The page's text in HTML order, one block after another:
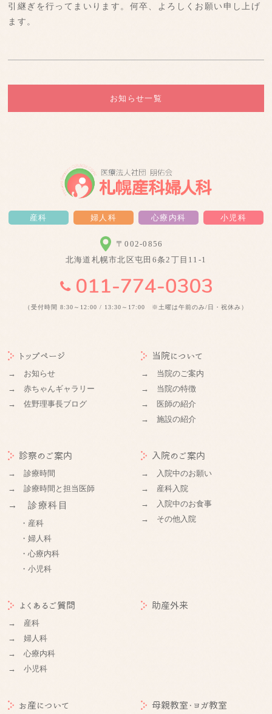
引継ぎを行ってまいります。何卒、よろしくお願い申し上げ
ます。
お知らせ一覧
産科 婦人科 心療内科 小児科
〒002-0856
北海道札幌市北区屯田6条2丁目11-1
（受付時間 8:30～12:00 / 13:30～17:00 ※土曜は午前のみ/日・祝休み）
トップページ
→ お知らせ
→ 赤ちゃんギャラリー
→ 佐野理事長ブログ
当院について
→ 当院のご案内
→ 当院の特徴
→ 医師の紹介
→ 施設の紹介
診察のご案内
→ 診療時間
→ 診療時間と担当医師
→ 診療科目
・産科
・婦人科
・心療内科
・小児科
入院のご案内
→ 入院中のお願い
→ 産科入院
→ 入院中のお食事
→ その他入院
よくあるご質問
→ 産科
→ 婦人科
→ 心療内科
→ 小児科
助産外来
お産について 母親教室・ヨガ教室